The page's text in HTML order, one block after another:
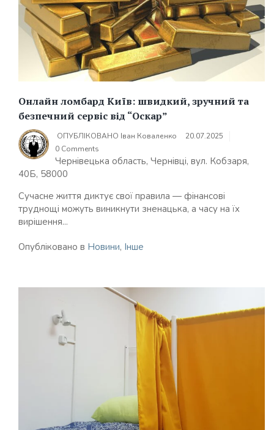
Онлайн ломбард Київ: швидкий, зручний та
безпечний сервіс від “Оскар”
ОПУБЛІКОВАНО Іван Коваленко
20.07.2025
0 Comments
Чернівецька область, Чернівці, вул. Кобзаря,
40Б, 58000
Сучасне життя диктує свої правила — фінансові
труднощі можуть виникнути зненацька, а часу на їх
вирішення...
Опубліковано в Новини, Інше